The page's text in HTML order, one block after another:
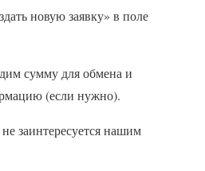
новую заявку» в поле
сумму для обмена и
(если нужно).
заинтересуется нашим